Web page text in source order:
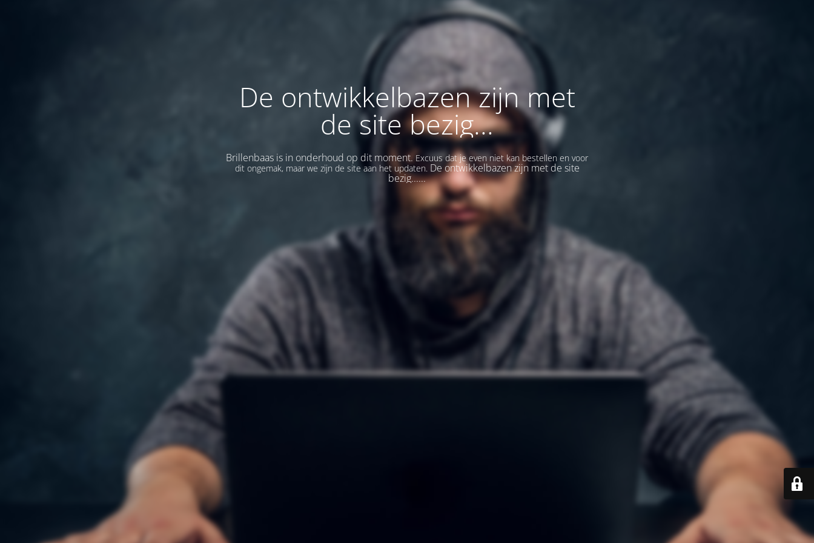
De ontwikkelbazen zijn met
de site bezig...
Brillenbaas is in onderhoud op dit moment.Excuus dat je even niet kan bestellen en voor
dit ongemak, maar we zijn de site aan het updaten. De ontwikkelbazen zijn met de site
bezig......